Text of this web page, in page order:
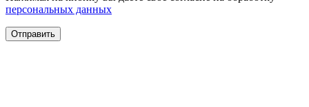
персональных данных
Отправить